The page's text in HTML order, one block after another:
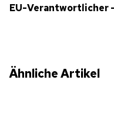
EU-Verantwortlicher
Ähnliche Artikel